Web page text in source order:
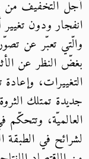
أجل التخفيف من
انفجار ودون
والّتي تعبّر عن
بغضّ النظر عن
التغييرات،
جديدة تمتلك
العالميّة، وتتحكّم
لشرائح في